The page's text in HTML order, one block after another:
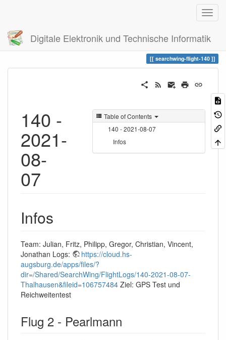
Digitale Elektronik und Technische Informatik
Trace searchwing-flight-140
searchwing-flight-140
Table of Contents
140 - 2021-08-07
Infos
140 -
2021-
08-
07
Infos
Team: Julian, Fritz, Philipp, Gregor, Christian, Vincent,
Jonathan Logs:
https://cloud.hs-
augsburg.de/apps/files/?
dir=/Shared/SearchWing/FlightLogs/140-2021-08-07-
Thalhausen&fileid=106757484 Ziel: GPS Test und
Reichweitentest
Flug 2 - Pearlmann